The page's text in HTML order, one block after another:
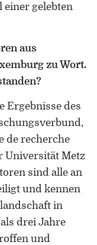
Master in
, Identitäts-,
und
der
Border
einer gelebten
aus
zu Wort.
Ergebnisse des
de recherche
Universität Metz
sind alle an
und kennen
in
drei Jahre
und